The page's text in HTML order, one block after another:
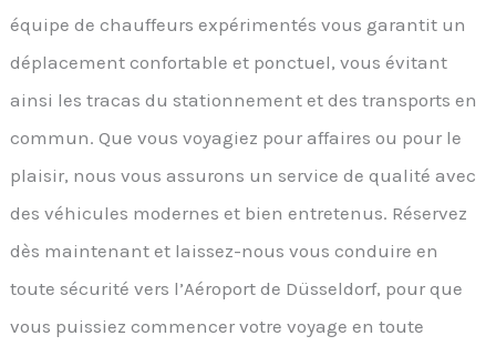
équipe de chauffeurs expérimentés vous garantit un
déplacement confortable et ponctuel, vous évitant
ainsi les tracas du stationnement et des transports en
commun. Que vous voyagiez pour affaires ou pour le
plaisir, nous vous assurons un service de qualité avec
des véhicules modernes et bien entretenus. Réservez
dès maintenant et laissez-nous vous conduire en
toute sécurité vers l’Aéroport de Düsseldorf, pour que
vous puissiez commencer votre voyage en toute